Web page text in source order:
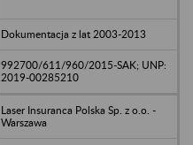
Dokumentacja z lat 2003-2013
992700/611/960/2015-SAK; UNP:
2019-00285210
Laser Insuranca Polska Sp. z o.o. -
Warszawa